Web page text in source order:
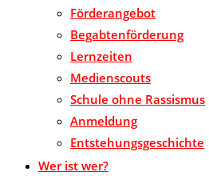
Förderangebot
Begabtenförderung
Lernzeiten
Medienscouts
Schule ohne Rassismus
Anmeldung
Entstehungsgeschichte
Wer ist wer?